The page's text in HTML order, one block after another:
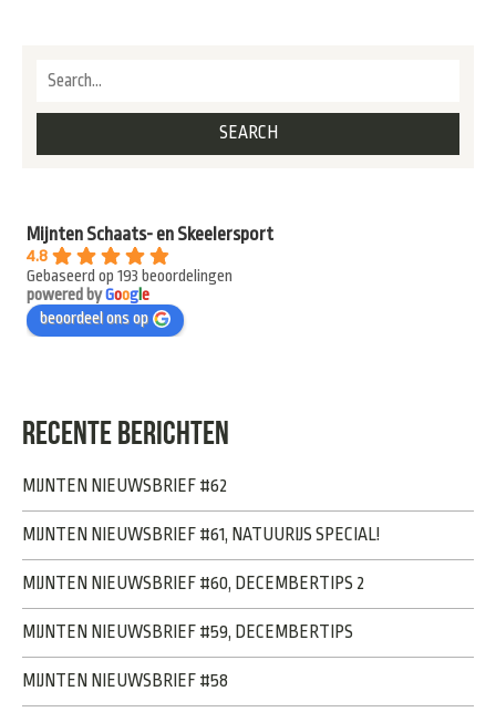
Mijnten Schaats- en Skeelersport
4.8
Gebaseerd op 193 beoordelingen
powered byGooge
beoordeel ons op
RECENTE BERICHTEN
MIJNTEN NIEUWSBRIEF #62
MIJNTEN NIEUWSBRIEF #61, NATUURIJS SPECIAL!
MIJNTEN NIEUWSBRIEF #60, DECEMBERTIPS 2
MIJNTEN NIEUWSBRIEF #59, DECEMBERTIPS
MIJNTEN NIEUWSBRIEF #58